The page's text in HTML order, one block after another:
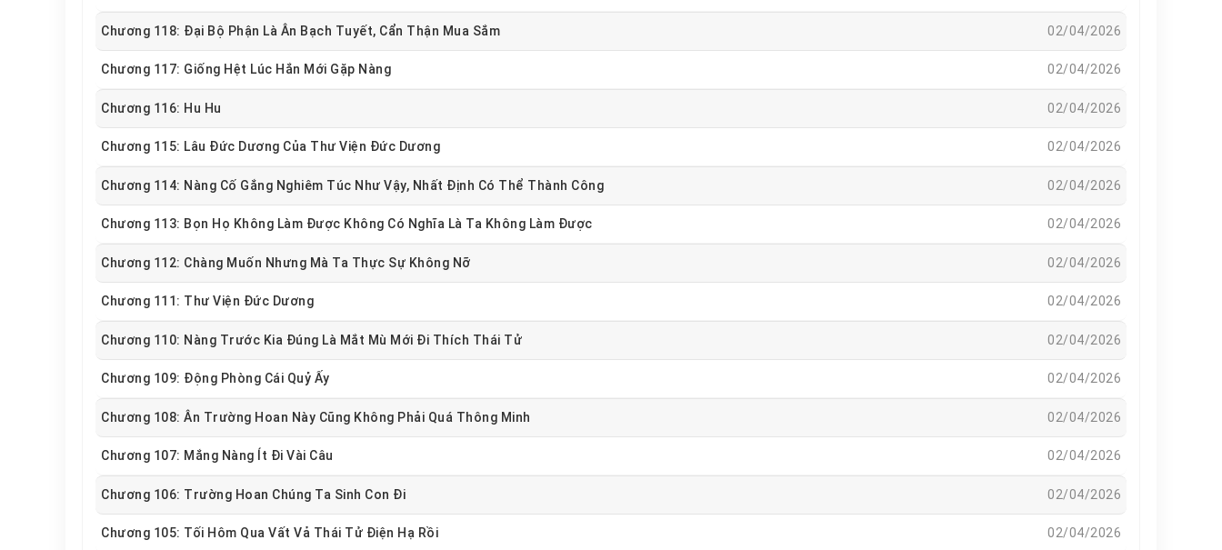
Chương 118: Đại Bộ Phận Là Ân Bạch Tuyết, Cẩn Thận Mua Sắm 02/04/2026
Chương 117: Giống Hệt Lúc Hắn Mới Gặp Nàng 02/04/2026
Chương 116: Hu Hu 02/04/2026
Chương 115: Lâu Đức Dương Của Thư Viện Đức Dương 02/04/2026
Chương 114: Nàng Cố Gắng Nghiêm Túc Như Vậy, Nhất Định Có Thể Thành Công 02/04/2026
Chương 113: Bọn Họ Không Làm Được Không Có Nghĩa Là Ta Không Làm Được 02/04/2026
Chương 112: Chàng Muốn Nhưng Mà Ta Thực Sự Không Nỡ 02/04/2026
Chương 111: Thư Viện Đức Dương 02/04/2026
Chương 110: Nàng Trước Kia Đúng Là Mắt Mù Mới Đi Thích Thái Tử 02/04/2026
Chương 109: Động Phòng Cái Quỷ Ấy 02/04/2026
Chương 108: Ân Trường Hoan Này Cũng Không Phải Quá Thông Minh 02/04/2026
Chương 107: Mắng Nàng Ít Đi Vài Câu 02/04/2026
Chương 106: Trường Hoan Chúng Ta Sinh Con Đi 02/04/2026
Chương 105: Tối Hôm Qua Vất Vả Thái Tử Điện Hạ Rồi 02/04/2026